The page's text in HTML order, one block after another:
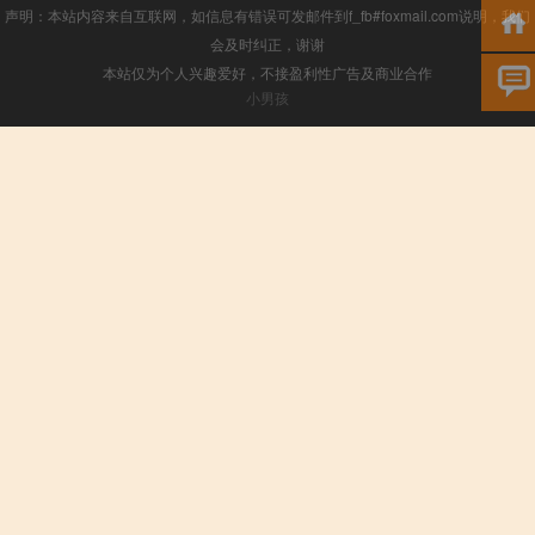
声明：本站内容来自互联网，如信息有错误可发邮件到f_fb#foxmail.com说明，我们
会及时纠正，谢谢
本站仅为个人兴趣爱好，不接盈利性广告及商业合作
小男孩